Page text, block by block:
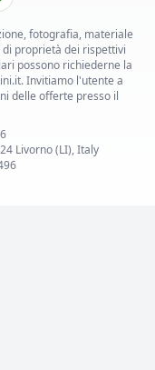
fotografia, materiale
proprietà dei rispettivi
possono richiederne la
Invitiamo l'utente a
delle offerte presso il
Livorno (LI), Italy